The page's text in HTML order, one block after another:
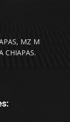
MZ M
CHIAPAS.